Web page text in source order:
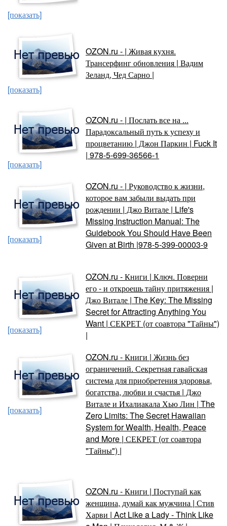
[показать]
[показать]
OZON.ru - | Живая кухня.
Трансерфинг обновления | Вадим
Зеланд, Чед Сарно |
[показать]
OZON.ru - | Послать все на ...
Парадоксальный путь к успеху и
процветанию | Джон Паркин | Fuck It
| 978-5-699-36566-1
[показать]
OZON.ru - | Руководство к жизни,
которое вам забыли выдать при
рождении | Джо Витале | Life's
Missing Instruction Manual: The
Guidebook You Should Have Been
Given at Birth |978-5-399-00003-9
[показать]
OZON.ru - Книги | Ключ. Поверни
его - и откроешь тайну притяжения |
Джо Витале | The Key: The Missing
Secret for Attracting Anything You
Want | СЕКРЕТ (от соавтора "Тайны")
|
[показать]
OZON.ru - Книги | Жизнь без
ограничений. Секретная гавайская
система для приобретения здоровья,
богатства, любви и счастья | Джо
Витале и Ихалиакала Хью Лин | The
Zero Limits: The Secret Hawaiian
System for Wealth, Health, Peace
and More | СЕКРЕТ (от соавтора
"Тайны") |
OZON.ru - Книги | Поступай как
женщина, думай как мужчина | Стив
Харви | Act Like a Lady - Think Like